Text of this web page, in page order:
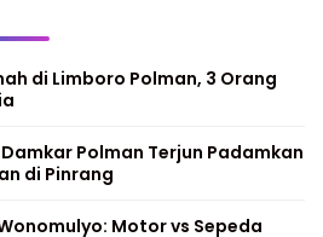
di Limboro Polman, 3 Orang
Polman Terjun Padamkan
di Pinrang
Motor vs Sepeda